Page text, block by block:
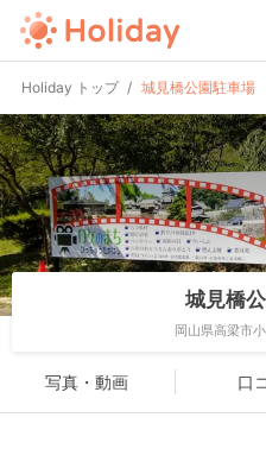
Holiday トップ 城見橋公園駐車場
城見橋
岡山県高梁市
写真・動画 口